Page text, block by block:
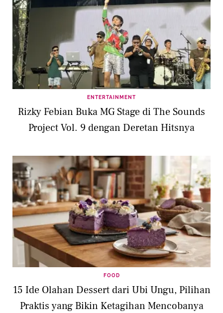
ENTERTAINMENT
Rizky Febian Buka MG Stage di The Sounds
Project Vol. 9 dengan Deretan Hitsnya
FOOD
15 Ide Olahan Dessert dari Ubi Ungu, Pilihan
Praktis yang Bikin Ketagihan Mencobanya